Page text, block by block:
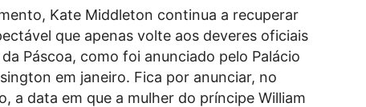
Kate Middleton continua a recuperar
que apenas volte aos deveres oficiais
Páscoa, como foi anunciado pelo Palácio
em janeiro. Fica por anunciar, no
a data em que a mulher do príncipe William